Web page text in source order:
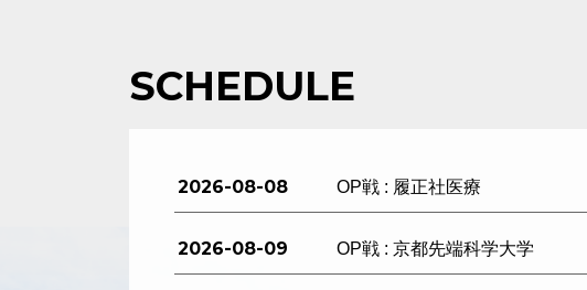
SCHEDULE
2026-08-08 OP戦 : 履正社医療
2026-08-09 OP戦 : 京都先端科学大学